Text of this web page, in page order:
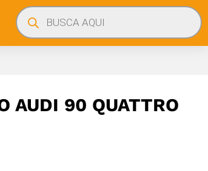
Búsqueda
de
productos
AUDI 90 QUATTRO